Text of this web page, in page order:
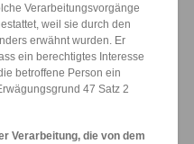
Verarbeitungsvorgänge
weil sie durch den
erwähnt wurden. Er
ein berechtigtes Interesse
betroffene Person ein
47 Satz 2
Verarbeitung, die von dem